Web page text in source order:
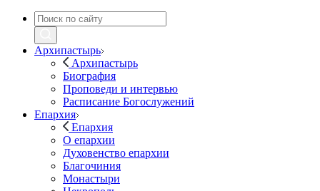
Архипастырь
Архипастырь
Биография
Проповеди и интервью
Расписание Богослужений
Епархия
Епархия
О епархии
Духовенство епархии
Благочиния
Монастыри